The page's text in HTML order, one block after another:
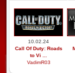
10.02.24
Call Of Duty: Roads
to Vi ...
VadimR03